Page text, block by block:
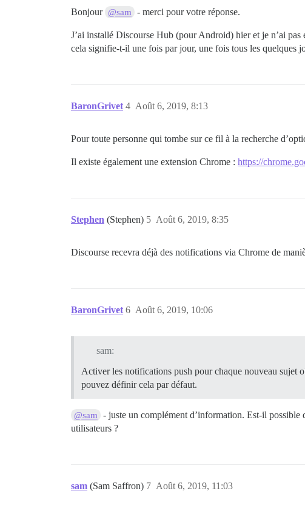
Bonjour @sam - merci pour votre réponse.
J’ai installé Discourse Hub (pour Android) hier et je n’ai
cela signifie-t-il une fois par jour, une fois tous les quelques
BaronGrivet Août 6, 2019, 8:13
4
Pour toute personne qui tombe sur ce fil à la recherche
Il existe également une extension Chrome : https://
Stephen (Stephen) Août 6, 2019, 8:35
5
Discourse recevra déjà des notifications via Chrome de
BaronGrivet Août 6, 2019, 10:06
6
sam:
Activer les notifications push pour chaque nouveau sujet
pouvez définir cela par défaut.
@sam
- juste un complément d’information. Est-il possible
utilisateurs ?
sam (Sam Saffron) Août 6, 2019, 11:03
7